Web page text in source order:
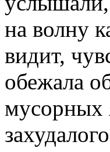
на волну
видит,
обежала
мусорных